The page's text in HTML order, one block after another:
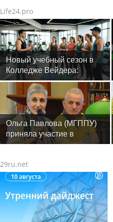
Life24.pro
Новый учебный сезон в
Колледже Вейдера:
стартовали очные
программы подготовки
фитнес-тренеров и
специалистов индустрии
здоровья
Ольга Павлова (МГППУ)
приняла участие в
научном семинаре отдела
Музее антропологии и
этнологии РАН
29ru.net